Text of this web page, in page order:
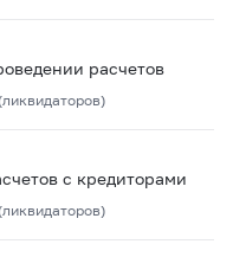
расчетов
с кредиторами